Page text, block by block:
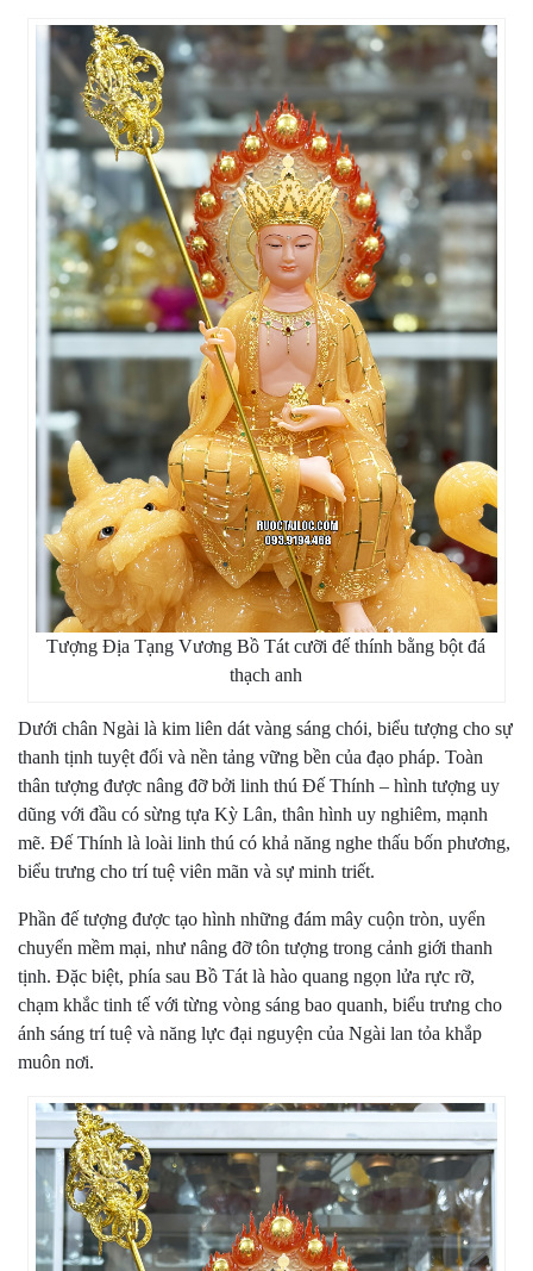
Tượng Địa Tạng Vương Bồ Tát cưỡi đế thính bằng bột đá
thạch anh
Dưới chân Ngài là kim liên dát vàng sáng chói, biểu tượng cho sự
thanh tịnh tuyệt đối và nền tảng vững bền của đạo pháp. Toàn
thân tượng được nâng đỡ bởi linh thú Đế Thính – hình tượng uy
dũng với đầu có sừng tựa Kỳ Lân, thân hình uy nghiêm, mạnh
mẽ. Đế Thính là loài linh thú có khả năng nghe thấu bốn phương,
biểu trưng cho trí tuệ viên mãn và sự minh triết.
Phần đế tượng được tạo hình những đám mây cuộn tròn, uyển
chuyển mềm mại, như nâng đỡ tôn tượng trong cảnh giới thanh
tịnh. Đặc biệt, phía sau Bồ Tát là hào quang ngọn lửa rực rỡ,
chạm khắc tinh tế với từng vòng sáng bao quanh, biểu trưng cho
ánh sáng trí tuệ và năng lực đại nguyện của Ngài lan tỏa khắp
muôn nơi.